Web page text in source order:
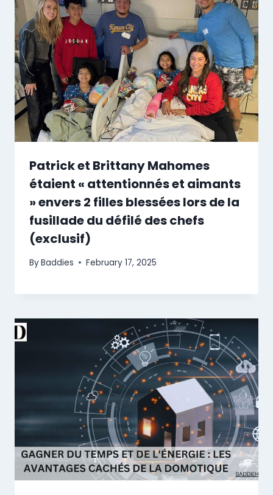
Patrick et Brittany Mahomes
étaient « attentionnés et aimants
» envers 2 filles blessées lors de la
fusillade du défilé des chefs
(exclusif)
ByBaddies February 17, 2025